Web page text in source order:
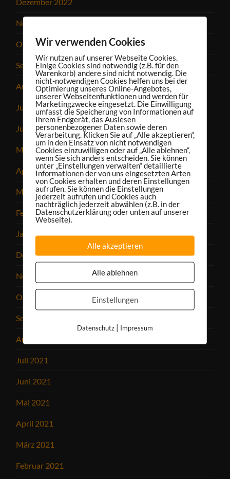
November 2022
Oktober 2022
September 2022
August 2022
Juli 2022
Juni 2022
Mai 2022
April 2022
März 2022
Februar 2022
Januar 2022
Dezember 2021
November 2021
Oktober 2021
September 2021
August 2021
Juli 2021
Juni 2021
Mai 2021
April 2021
März 2021
Februar 2021
Wir verwenden Cookies
Wir nutzen auf unserer Webseite Cookies.
Einige Cookies sind notwendig (z.B. für den
Warenkorb) andere sind nicht notwendig. Die
nicht-notwendigen Cookies helfen uns bei der
Optimierung unseres Online-Angebotes,
unserer Webseitenfunktionen und werden für
Marketingzwecke eingesetzt. Die Einwilligung
umfasst die Speicherung von Informationen auf
Ihrem Endgerät, das Auslesen
personenbezogener Daten sowie deren
Verarbeitung. Klicken Sie auf „Alle akzeptieren“,
um in den Einsatz von nicht notwendigen
Cookies einzuwilligen oder auf „Alle ablehnen“,
wenn Sie sich anders entscheiden. Sie können
unter „Einstellungen verwalten“ detaillierte
Informationen der von uns eingesetzten Arten
von Cookies erhalten und deren Einstellungen
aufrufen. Sie können die Einstellungen
jederzeit aufrufen und Cookies auch
nachträglich jederzeit abwählen (z.B. in der
Datenschutzerklärung oder unten auf unserer
Webseite).
Alle akzeptieren
Alle ablehnen
Einstellungen
Datenschutz| Impressum